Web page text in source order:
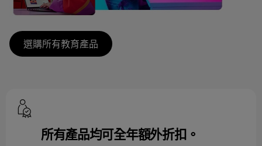
生
筆
型
選購所有教育產品
所有產品均可全年額外折扣。